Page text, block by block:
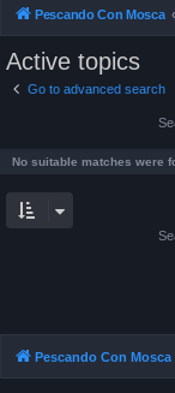
Pescando Con Mosca
Active topics
Go to advanced search
No suitable matches were
Pescando Con Mosca